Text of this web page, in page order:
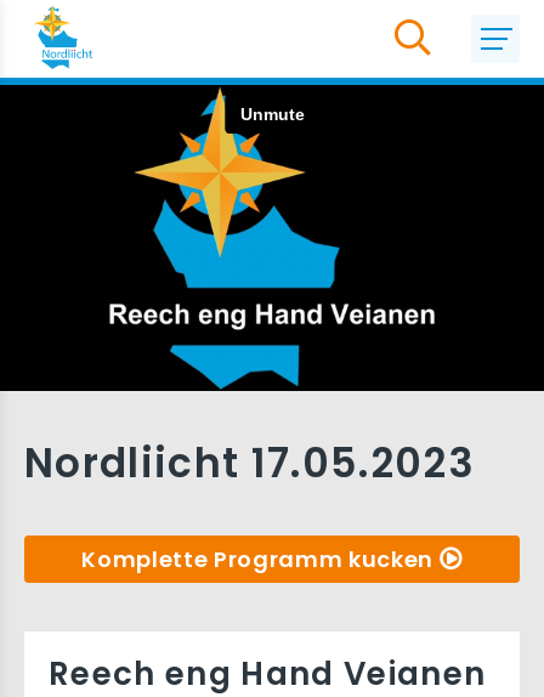
Nordliicht 17.05.2023
Komplette Programm kucken
Reech eng Hand Veianen